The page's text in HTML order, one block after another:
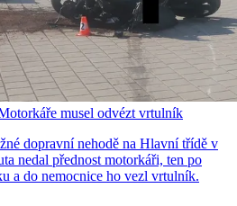
musel odvézt vrtulník
dopravní nehodě na Hlavní třídě v
nedal přednost motorkáři, ten po
a do nemocnice ho vezl vrtulník.